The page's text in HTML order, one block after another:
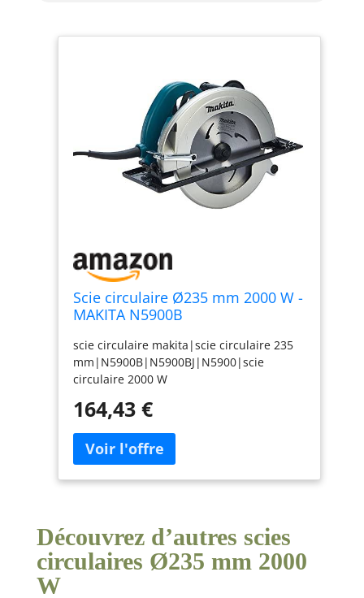
Scie circulaire Ø235 mm 2000 W -
MAKITA N5900B
scie circulaire makita|scie circulaire 235
mm|N5900B|N5900BJ|N5900|scie
circulaire 2000 W
164,43 €
Découvrez d’autres scies
circulaires Ø235 mm 2000
W